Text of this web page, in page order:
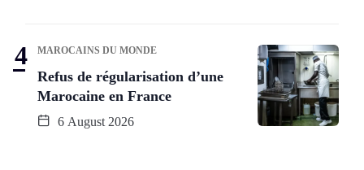
MAROCAINS DU MONDE
Refus de régularisation d’une
Marocaine en France
6 August 2026